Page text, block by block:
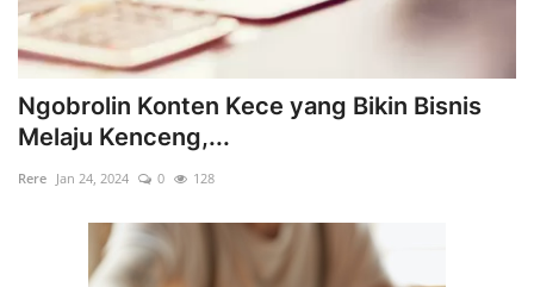
Ngobrolin Konten Kece yang Bikin Bisnis
Melaju Kenceng,...
Rere Jan 24, 2024 0 128